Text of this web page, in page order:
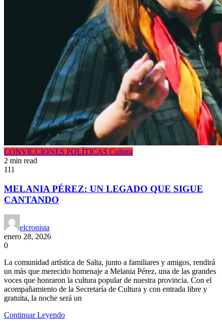
CONVICCIONES POLÍTICAS Cultura
2 min read
111
MELANIA PÉREZ: UN LEGADO QUE SIGUE
CANTANDO
elcronista
enero 28, 2026
0
La comunidad artística de Salta, junto a familiares y amigos, rendirá
un más que merecido homenaje a Melania Pérez, una de las grandes
voces que honraron la cultura popular de nuestra provincia. Con el
acompañamiento de la Secretaría de Cultura y con entrada libre y
gratuita, la noche será un
Continuar Leyendo